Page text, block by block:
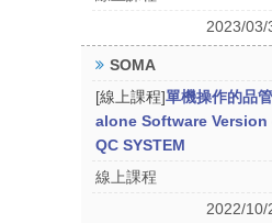
2023/03/
SOMA
[線上課程]單機操作的品
alone Software Version
QC SYSTEM
線上課程
2022/10/